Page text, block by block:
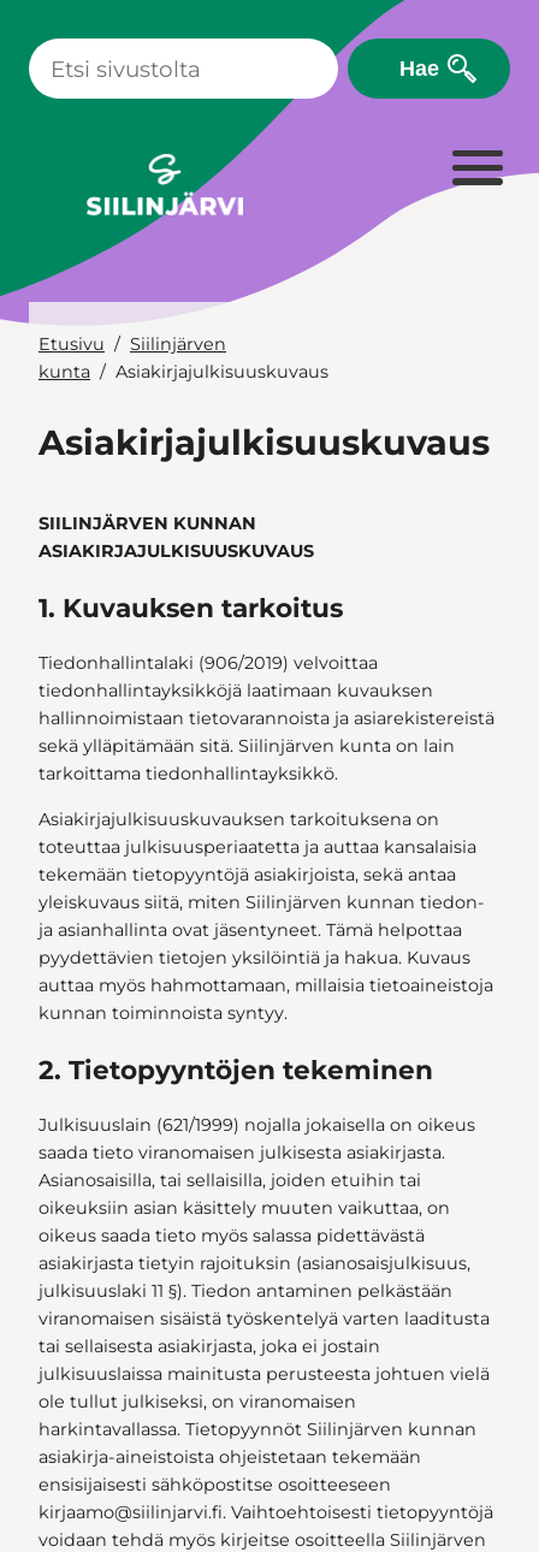
sisältöön
Hae
Etusivu
Siilinjärven
kunta
Asiakirjajulkisuuskuvaus
Asiakirjajulkisuuskuvaus
SIILINJÄRVEN KUNNAN
ASIAKIRJAJULKISUUSKUVAUS
1. Kuvauksen tarkoitus
Tiedonhallintalaki (906/2019) velvoittaa
tiedonhallintayksikköjä laatimaan kuvauksen
hallinnoimistaan tietovarannoista ja asiarekistereistä
sekä ylläpitämään sitä. Siilinjärven kunta on lain
tarkoittama tiedonhallintayksikkö.
Asiakirjajulkisuuskuvauksen tarkoituksena on
toteuttaa julkisuusperiaatetta ja auttaa kansalaisia
tekemään tietopyyntöjä asiakirjoista, sekä antaa
yleiskuvaus siitä, miten Siilinjärven kunnan tiedon-
ja asianhallinta ovat jäsentyneet. Tämä helpottaa
pyydettävien tietojen yksilöintiä ja hakua. Kuvaus
auttaa myös hahmottamaan, millaisia tietoaineistoja
kunnan toiminnoista syntyy.
2. Tietopyyntöjen tekeminen
Julkisuuslain (621/1999) nojalla jokaisella on oikeus
saada tieto viranomaisen julkisesta asiakirjasta.
Asianosaisilla, tai sellaisilla, joiden etuihin tai
oikeuksiin asian käsittely muuten vaikuttaa, on
oikeus saada tieto myös salassa pidettävästä
asiakirjasta tietyin rajoituksin (asianosaisjulkisuus,
julkisuuslaki 11 §). Tiedon antaminen pelkästään
viranomaisen sisäistä työskentelyä varten laaditusta
tai sellaisesta asiakirjasta, joka ei jostain
julkisuuslaissa mainitusta perusteesta johtuen vielä
ole tullut julkiseksi, on viranomaisen
harkintavallassa. Tietopyynnöt Siilinjärven kunnan
asiakirja-aineistoista ohjeistetaan tekemään
ensisijaisesti sähköpostitse osoitteeseen
kirjaamo@siilinjarvi.fi. Vaihtoehtoisesti tietopyyntöjä
voidaan tehdä myös kirjeitse osoitteella Siilinjärven